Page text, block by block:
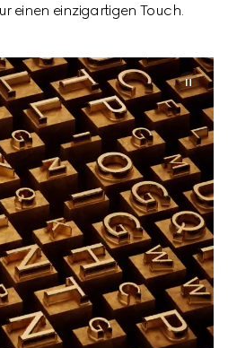
einen einzigartigen Touch.